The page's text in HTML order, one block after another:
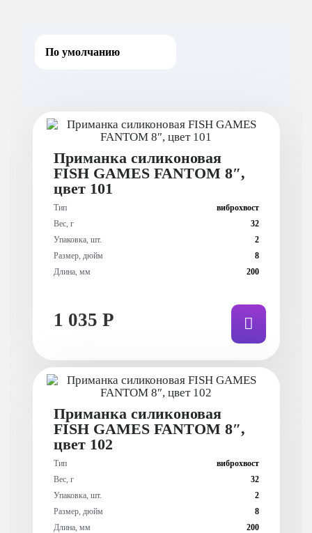
Приманка силиконовая
FISH GAMES FANTOM 8″,
цвет 101
Тип
виброхвост
Вес, г
32
Упаковка, шт.
2
Размер, дюйм
8
Длина, мм
200
1 035 Р
Приманка силиконовая
FISH GAMES FANTOM 8″,
цвет 102
Тип
виброхвост
Вес, г
32
Упаковка, шт.
2
Размер, дюйм
8
Длина, мм
200